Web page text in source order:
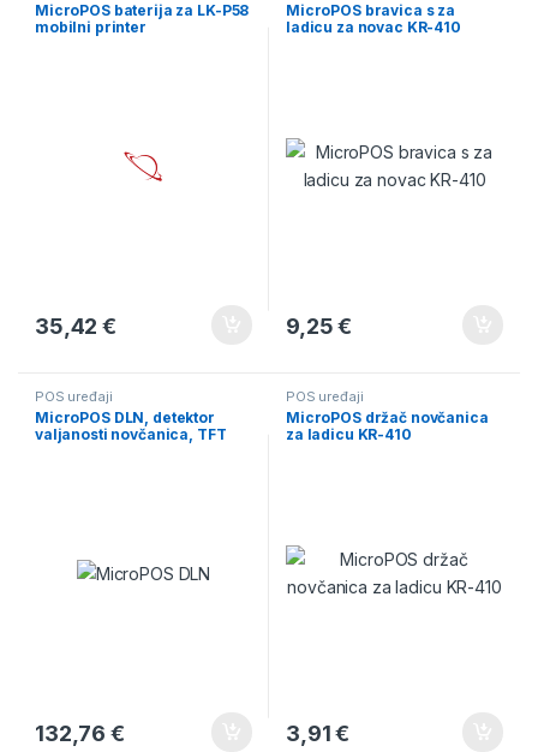
MicroPOS baterija za LK-P58
mobilni printer
35,42€
MicroPOS bravica s za
ladicu za novac KR-410
9,25€
POS uređaji
MicroPOS DLN, detektor
valjanosti novčanica, TFT
132,76€
POS uređaji
MicroPOS držač novčanica
za ladicu KR-410
3,91€